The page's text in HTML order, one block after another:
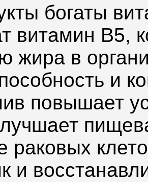
богаты
витамин В5,
жира в
и
повышает
раковых
и